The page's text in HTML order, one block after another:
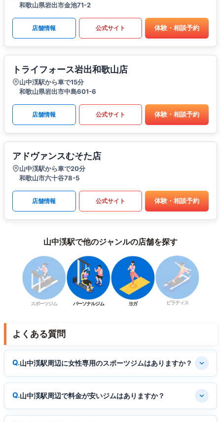
和歌山県岩出市金池71-2
店舗情報 公式サイト 体験・相談予約
トライフォース岩出和歌山店
山中渓駅から車で15分
和歌山県岩出市中島601-6
店舗情報 公式サイト 体験・相談予約
アドヴァンスむそた店
山中渓駅から車で20分
和歌山市六十谷78-5
店舗情報 公式サイト 体験・相談予約
山中渓駅で他のジャンルの店舗を探す
スポーツジム パーソナルジム ヨガ ピラティス
よくある質問
山中渓駅周辺に女性専用のスポーツジムはありますか？
山中渓駅周辺で料金が安いジムはありますか？